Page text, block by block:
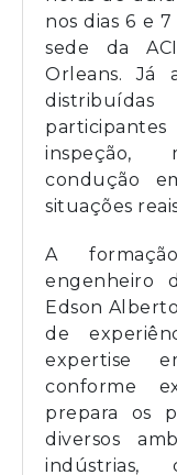
nos dias 6 e
sede da
Orleans. Já
inspeção,
condução
situações
A
engenheiro
Edson
de
expertise
conforme
prepara os
diversos
indústrias,